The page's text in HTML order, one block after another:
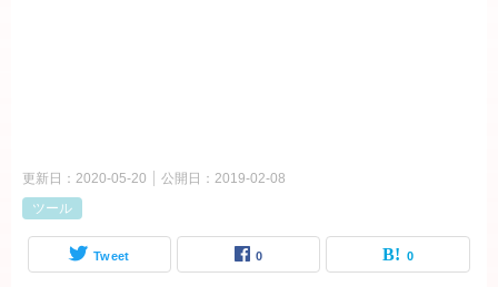
更新日： 2020-05-20 公開日： 2019-02-08
ツール
Tweet 0 0